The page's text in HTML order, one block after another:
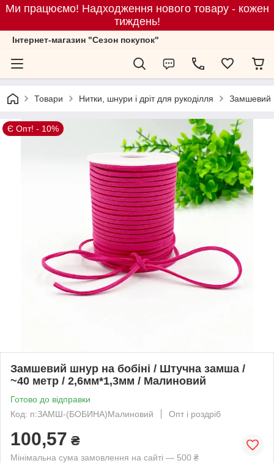
Ми працюємо! Надходження нового товару - кожен
тиждень!
Iнтернет-магазин "Сезон покупок"
Товари Нитки, шнури і дріт для рукоділля Замшевий
Є Опт! - 10%
Замшевий шнур на бобіні / Штучна замша /
~40 метр / 2,6мм*1,3мм / Малиновий
Готово до відправки
Код: п:ЗАМШ-(БОБИНА)Малиновий
Опт і роздріб
100,57 ₴
Мінімальна сума замовлення на сайті — 500 ₴